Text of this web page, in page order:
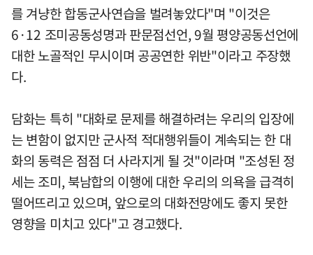
를 겨냥한 합동군사연습을 벌려놓았다"며 "이것은
6·12 조미공동성명과 판문점선언, 9월 평양공동선언에
대한 노골적인 무시이며 공공연한 위반"이라고 주장했
다.
담화는 특히 "대화로 문제를 해결하려는 우리의 입장에
는 변함이 없지만 군사적 적대행위들이 계속되는 한 대
화의 동력은 점점 더 사라지게 될 것"이라며 "조성된 정
세는 조미, 북남합의 이행에 대한 우리의 의욕을 급격히
떨어뜨리고 있으며, 앞으로의 대화전망에도 좋지 못한
영향을 미치고 있다"고 경고했다.